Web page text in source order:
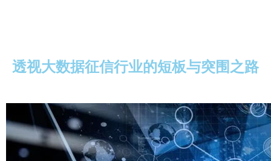
透视大数据征信行业的短板与突围之路